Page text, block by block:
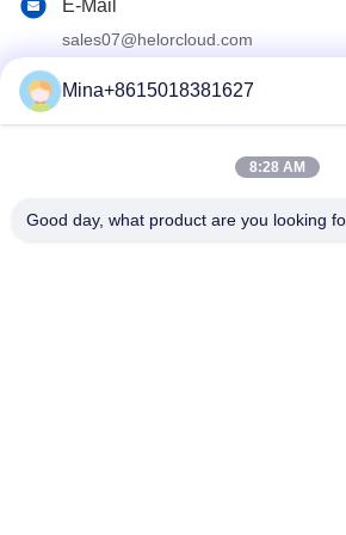
E-Mail
sales07@helorcloud.com
Adresse
Datenschutzrichtlinie|
Mina+8615018381627
8:28 AM
Good day, what product are you looking